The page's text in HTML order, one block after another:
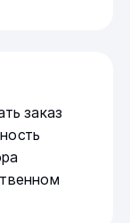
заказ